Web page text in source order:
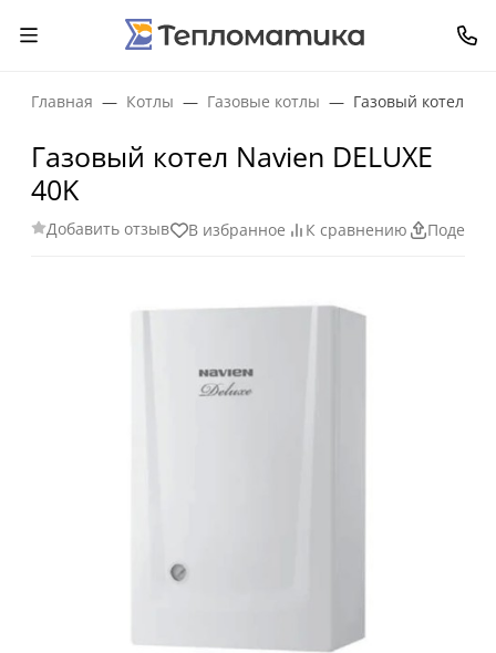
Главная Котлы Газовые котлы Газовый котел
Газовый котел Navien DELUXE
40K
Добавить отзыв В избранное К сравнению